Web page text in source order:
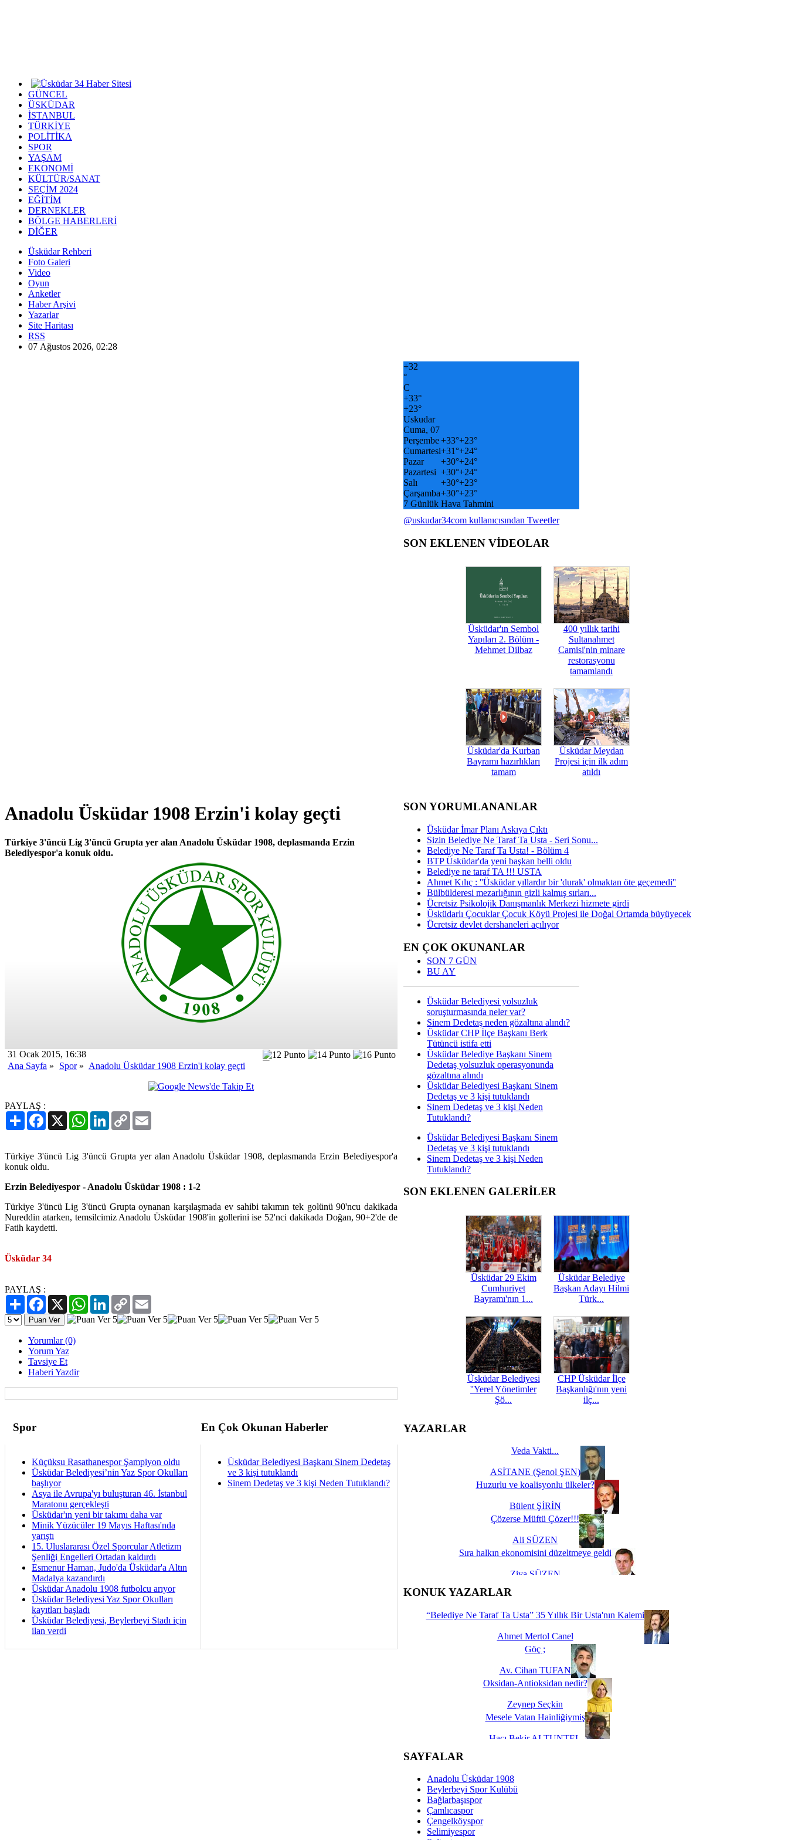
GÜNCEL
ÜSKÜDAR
İSTANBUL
TÜRKİYE
POLİTİKA
SPOR
YAŞAM
EKONOMİ
KÜLTÜR/SANAT
SEÇİM 2024
EĞİTİM
DERNEKLER
BÖLGE HABERLERİ
DİĞER
Üsküdar Rehberi
Foto Galeri
Video
Oyun
Anketler
Haber Arşivi
Yazarlar
Site Haritası
RSS
07 Ağustos 2026, 02:28
Anadolu Üsküdar 1908 Erzin'i kolay geçti
Türkiye 3'üncü Lig 3'üncü Grupta yer alan Anadolu Üsküdar 1908, deplasmanda Erzin
Belediyespor'a konuk oldu.
31 Ocak 2015, 16:38
Ana Sayfa » Spor» Anadolu Üsküdar 1908 Erzin'i kolay geçti
PAYLAŞ :
PaylaşFacebook
X WhatsAppLinkedIn
Copy
Link
Türkiye 3'üncü Lig 3'üncü Grupta yer alan Anadolu Üsküdar 1908, deplasmanda Erzin Belediyespor'a
konuk oldu.
Erzin Belediyespor - Anadolu Üsküdar 1908 : 1-2
Türkiye 3'üncü Lig 3'üncü Grupta oynanan karşılaşmada ev sahibi takımın tek golünü 90'ncu dakikada
Nureddin atarken, temsilcimiz Anadolu Üsküdar 1908'in gollerini ise 52'nci dakikada Doğan, 90+2'de de
Fatih kaydetti.
Üsküdar 34
PAYLAŞ :
PaylaşFacebook
X WhatsAppLinkedIn
Copy
Link
Yorumlar (0)
Yorum Yaz
Tavsiye Et
Haberi Yazdir
Spor En Çok Okunan Haberler
Küçüksu Rasathanespor Şampiyon oldu
Üsküdar Belediyesi’nin Yaz Spor Okulları
başlıyor
Asya ile Avrupa'yı buluşturan 46. İstanbul
Maratonu gerçekleşti
Üsküdar'ın yeni bir takımı daha var
Minik Yüzücüler 19 Mayıs Haftası'nda
yarıştı
15. Uluslararası Özel Sporcular Atletizm
Şenliği Engelleri Ortadan kaldırdı
Esmenur Haman, Judo'da Üsküdar'a Altın
Madalya kazandırdı
Üsküdar Anadolu 1908 futbolcu arıyor
Üsküdar Belediyesi Yaz Spor Okulları
kayıtları başladı
Üsküdar Belediyesi, Beylerbeyi Stadı için
ilan verdi
Üsküdar Belediyesi Başkanı Sinem Dedetaş
ve 3 kişi tutuklandı
Sinem Dedetaş ve 3 kişi Neden Tutuklandı?
+32
°
C
+33°
+23°
Uskudar
Cuma, 07
Perşembe+33°+23°
Cumartesi+31°+24°
Pazar
+30°+24°
Pazartesi +30°+24°
Salı
+30°+23°
Çarşamba+30°+23°
7 Günlük Hava Tahmini
@uskudar34com kullanıcısından Tweetler
SON EKLENEN VİDEOLAR
Üsküdar'ın Sembol
Yapıları 2. Bölüm -
Mehmet Dilbaz
400 yıllık tarihi
Sultanahmet
Camisi'nin minare
restorasyonu
tamamlandı
Üsküdar'da Kurban
Bayramı hazırlıkları
tamam
Üsküdar Meydan
Projesi için ilk adım
atıldı
SON YORUMLANANLAR
Üsküdar İmar Planı Askıya Çıktı
Sizin Belediye Ne Taraf Ta Usta - Seri Sonu...
Belediye Ne Taraf Ta Usta! - Bölüm 4
BTP Üsküdar'da yeni başkan belli oldu
Belediye ne taraf TA !!! USTA
Ahmet Kılıç : ''Üsküdar yıllardır bir 'durak' olmaktan öte geçemedi''
Bülbülderesi mezarlığının gizli kalmış sırları...
Ücretsiz Psikolojik Danışmanlık Merkezi hizmete girdi
Üsküdarlı Çocuklar Çocuk Köyü Projesi ile Doğal Ortamda büyüyecek
Ücretsiz devlet dershaneleri açılıyor
EN ÇOK OKUNANLAR
SON 7 GÜN
BU AY
Üsküdar Belediyesi yolsuzluk
soruşturmasında neler var?
Sinem Dedetaş neden gözaltına alındı?
Üsküdar CHP İlçe Başkanı Berk
Tütüncü istifa etti
Üsküdar Belediye Başkanı Sinem
Dedetaş yolsuzluk operasyonunda
gözaltına alındı
Üsküdar Belediyesi Başkanı Sinem
Dedetaş ve 3 kişi tutuklandı
Sinem Dedetaş ve 3 kişi Neden
Tutuklandı?
Üsküdar Belediyesi Başkanı Sinem
Dedetaş ve 3 kişi tutuklandı
Sinem Dedetaş ve 3 kişi Neden
Tutuklandı?
SON EKLENEN GALERİLER
Üsküdar 29 Ekim
Cumhuriyet
Bayramı'nın 1...
Üsküdar Belediye
Başkan Adayı Hilmi
Türk...
Üsküdar Belediyesi
''Yerel Yönetimler
Şö...
CHP Üsküdar İlçe
Başkanlığı'nın yeni
ilç...
YAZARLAR
Veda Vakti...
ASİTANE (Şenol ŞEN)
Huzurlu ve koalisyonlu ülkeler?
Bülent ŞİRİN
Çözerse Müftü Çözer!!!
Ali SÜZEN
Sıra halkın ekonomisini düzeltmeye geldi
Ziya SÜZEN
İşte Biz buyuz...
KONUK YAZARLAR
“Belediye Ne Taraf Ta Usta” 35 Yıllık Bir Usta'nın Kalemi
Ahmet Mertol Canel
Göç ;
Av. Cihan TUFAN
Oksidan-Antioksidan nedir?
Zeynep Seçkin
Mesele Vatan Hainliğiymiş
Hacı Bekir ALTUNTEL
Dünya Fani, Ama Kısa Bir Süre De Olsa Burdayız
Hukukun Adaleti Kalmadı Üstadım!
SAYFALAR
Anadolu Üsküdar 1908
Beylerbeyi Spor Kulübü
Bağlarbaşıspor
Çamlıcaspor
Çengelköyspor
Selimiyespor